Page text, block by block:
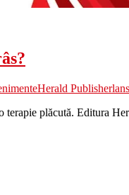
Herald Publisher
terapie plăcută. Editura